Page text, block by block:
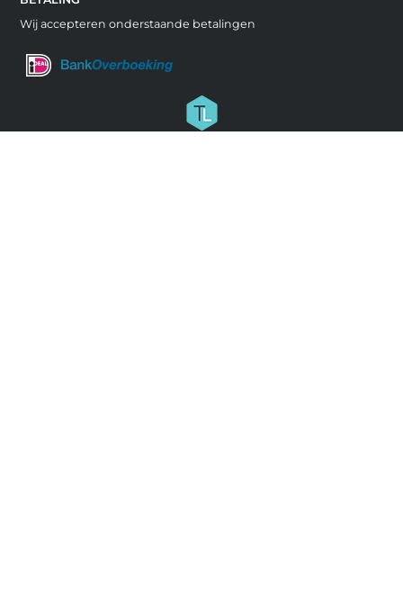
Wij accepteren onderstaande betalingen